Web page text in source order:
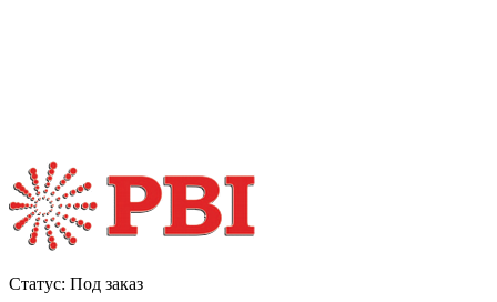
Статус: Под заказ